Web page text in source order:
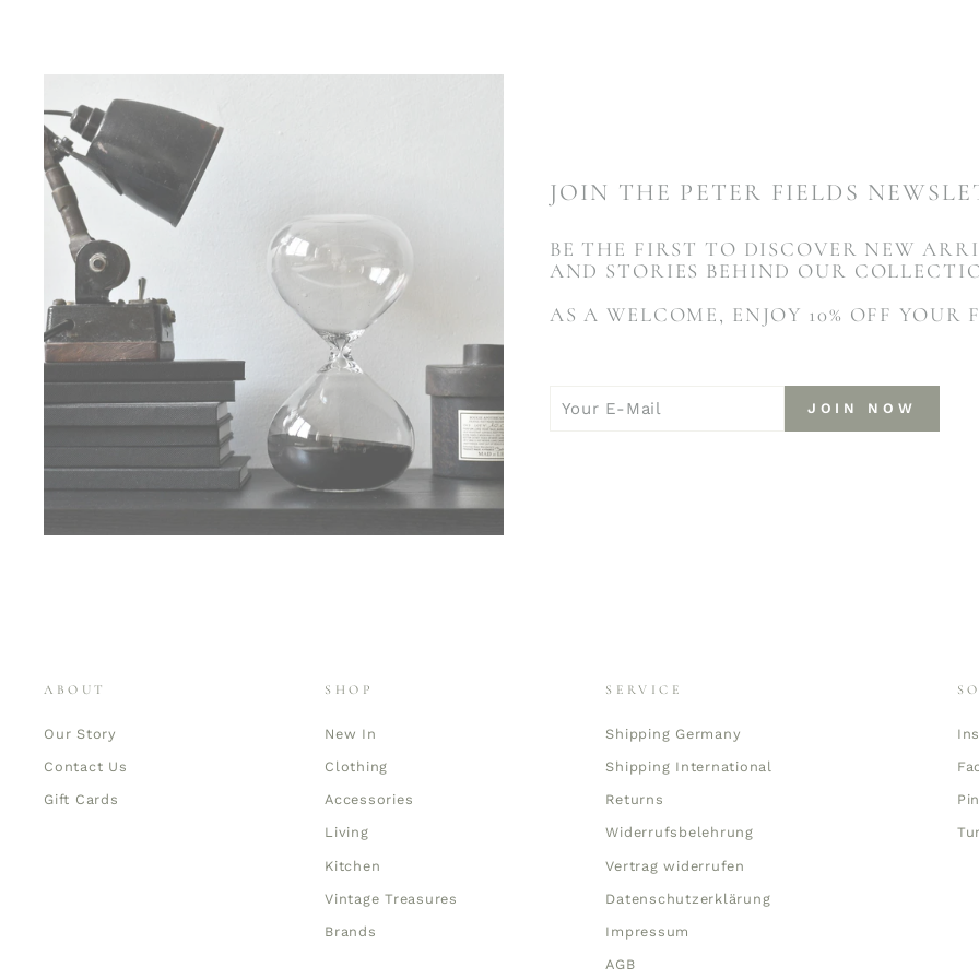
JOIN THE PETER FIELDS
BE THE FIRST TO DISCOVER NEW
AND STORIES BEHIND OUR
AS A WELCOME, ENJOY 10% OFF YOUR
E-
NOW
JOIN NOW
ABOUT
Our Story
Contact Us
Gift Cards
SHOP
New In
Clothing
Accessories
Living
Kitchen
Vintage Treasures
Brands
SERVICE
Shipping Germany
Shipping International
Returns
Widerrufsbelehrung
Vertrag widerrufen
Datenschutzerklärung
Impressum
AGB